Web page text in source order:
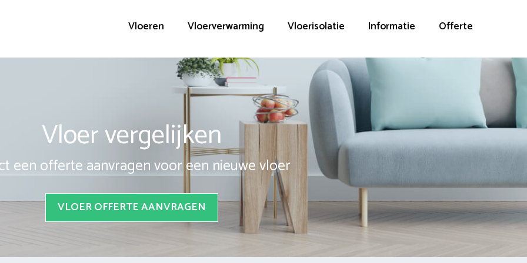
Vloeren Vloerverwarming Vloerisolatie Informatie Offerte
Vloer vergelijken
een offerte aanvragen voor een nieuwe vloer
VLOER OFFERTE AANVRAGEN